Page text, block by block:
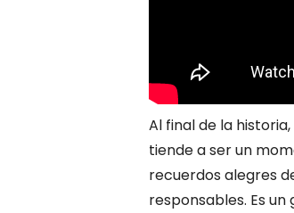
Al final de la
tiende a ser un
recuerdos alegres
responsables. Es